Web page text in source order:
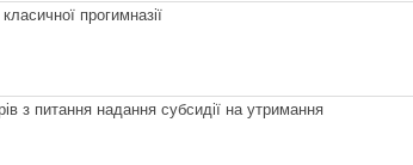
прогимназії
з питання надання субсидії на утримання